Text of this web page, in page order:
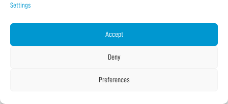
Settings
Accept
Deny
Preferences